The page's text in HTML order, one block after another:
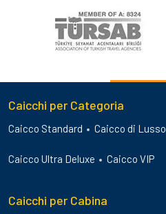
Caicchi per Categoria
Caicco Standard Caicco di Lusso
Caicco Ultra Deluxe Caicco VIP
Caicchi per Cabina